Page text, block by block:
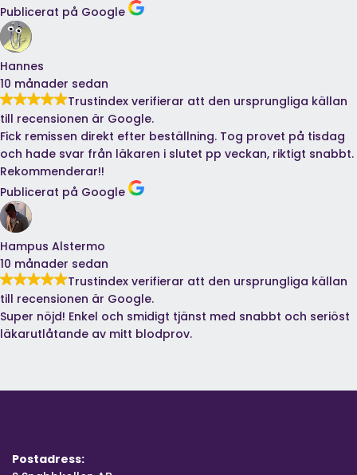
Publicerat på Google
Hannes
10 månader sedan
Trustindex verifierar att den ursprungliga källan
till recensionen är Google.
Fick remissen direkt efter beställning. Tog provet på tisdag
och hade svar från läkaren i slutet pp veckan, riktigt snabbt.
Rekommenderar!!
Publicerat på Google
Hampus Alstermo
10 månader sedan
Trustindex verifierar att den ursprungliga källan
till recensionen är Google.
Super nöjd! Enkel och smidigt tjänst med snabbt och seriöst
läkarutlåtande av mitt blodprov.
Postadress: